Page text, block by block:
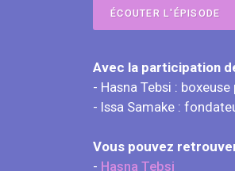
ÉCOUTER L'ÉPISODE
Avec la participation
- Hasna Tebsi :
- Issa Samake :
Vous pouvez
- Hasna Tebsi